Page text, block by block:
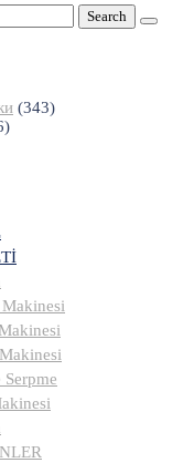
(343)
Serpme